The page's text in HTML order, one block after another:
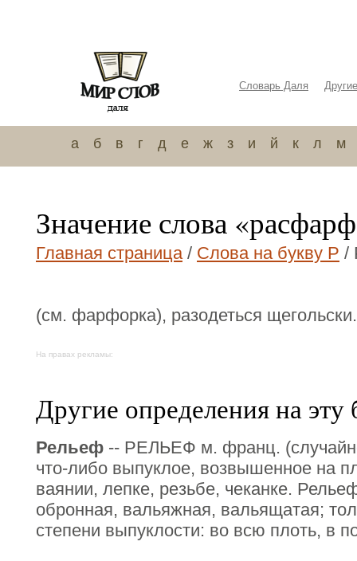
Словарь Даля
а б в г д е ж з и й к л м
Значение слова
Главная страница/ Слова на букву Р /
(см. фарфорка), разодеться щегольски.
На правах рекламы:
Другие определения на эту
Рельеф -- РЕЛЬЕФ м. франц.
что-либо выпуклое, возвышенное на
ваянии, лепке, резьбе, чеканке.
обронная, вальяжная, вальящатая;
степени выпуклости: во всю плоть, в